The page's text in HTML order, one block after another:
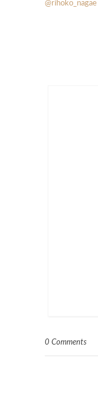
@rihoko_nagae
0 Comments